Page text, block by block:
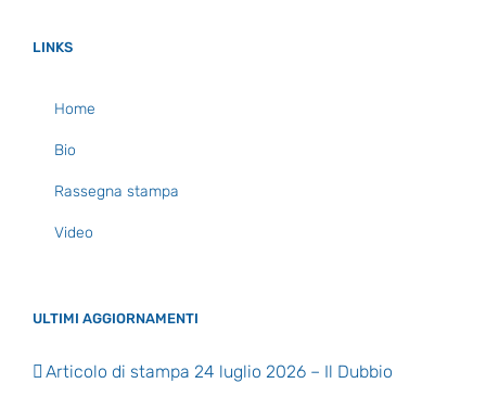
LINKS
Home
Bio
Rassegna stampa
Video
ULTIMI AGGIORNAMENTI
Articolo di stampa 24 luglio 2026 – Il Dubbio